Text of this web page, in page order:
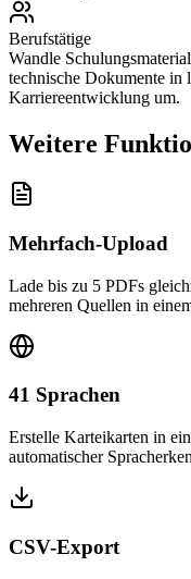
Berufstätige
Wandle
technische Dokumente in
Karriereentwicklung um.
Weitere
Mehrfach-Upload
Lade bis zu 5 PDFs
mehreren Quellen in
41 Sprachen
Erstelle Karteikarten in
automatischer
CSV-Export